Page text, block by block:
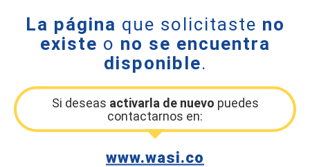
La página que solicitaste no
existe o no se encuentra
disponible.
Si deseas activarla de nuevo puedes
contactarnos en:
www.wasi.co